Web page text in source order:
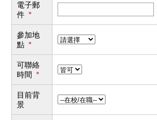
電子郵
件 *
參加地
點 *
可聯絡
時間 *
目前背
景